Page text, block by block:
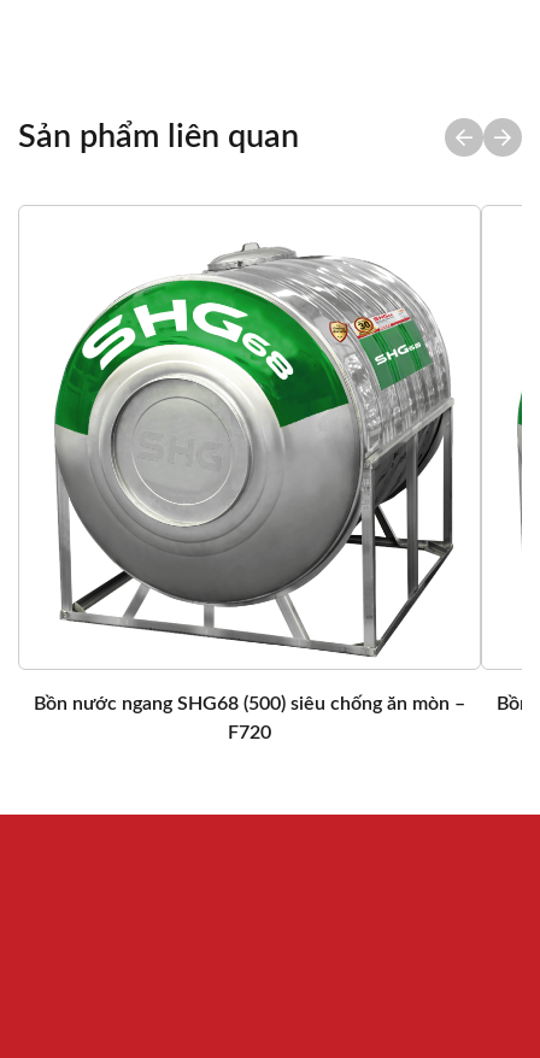
Tổng quan Thông số kỹ thuật
Sản phẩm liên quan
Bồn nước ngang SHG68 (500) siêu chống ăn mòn –
F720
Bồn